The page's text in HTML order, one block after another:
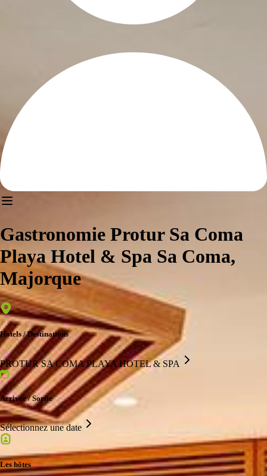
Gastronomie Protur Sa Coma
Playa Hotel & Spa Sa Coma,
Majorque
Hotels / Destinations
PROTUR SA COMA PLAYA HOTEL & SPA
Arrivée / Sortie
Sélectionnez une date
Les hôtes